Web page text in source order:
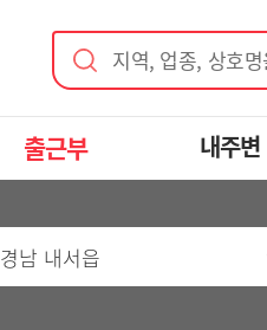
지역, 업종, 상호
출근부 내주변
경남 내서읍